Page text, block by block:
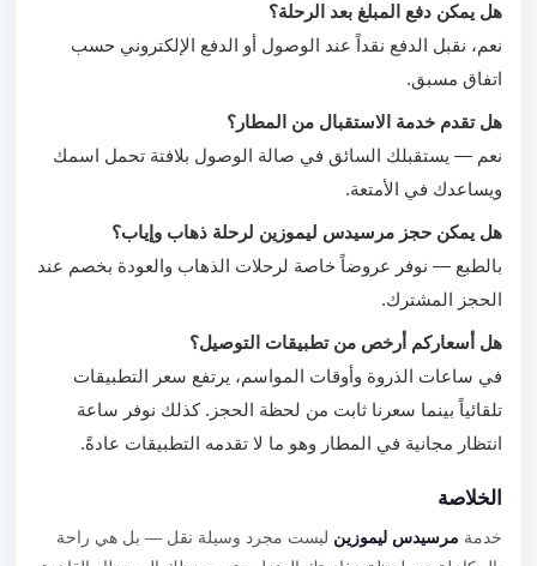
هل يمكن دفع المبلغ بعد الرحلة؟
نعم، نقبل الدفع نقداً عند الوصول أو الدفع الإلكتروني حسب
اتفاق مسبق.
هل تقدم خدمة الاستقبال من المطار؟
نعم — يستقبلك السائق في صالة الوصول بلافتة تحمل اسمك
ويساعدك في الأمتعة.
هل يمكن حجز مرسيدس ليموزين لرحلة ذهاب وإياب؟
بالطبع — نوفر عروضاً خاصة لرحلات الذهاب والعودة بخصم عند
الحجز المشترك.
هل أسعاركم أرخص من تطبيقات التوصيل؟
في ساعات الذروة وأوقات المواسم، يرتفع سعر التطبيقات
تلقائياً بينما سعرنا ثابت من لحظة الحجز. كذلك نوفر ساعة
انتظار مجانية في المطار وهو ما لا تقدمه التطبيقات عادةً.
الخلاصة
خدمةمرسيدس ليموزينليست مجرد وسيلة نقل — بل هي راحة